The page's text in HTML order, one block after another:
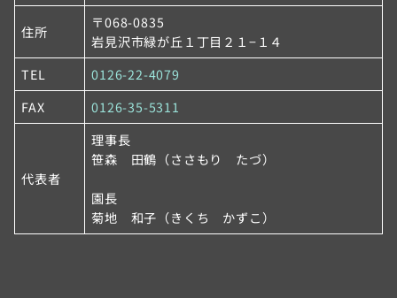
住所
〒068-0835
岩見沢市緑が丘１丁目２１−１４
TEL
0126-22-4079
FAX
0126-35-5311
代表者
理事長
笹森 田鶴（ささもり たづ）
園長
菊地 和子（きくち かずこ）